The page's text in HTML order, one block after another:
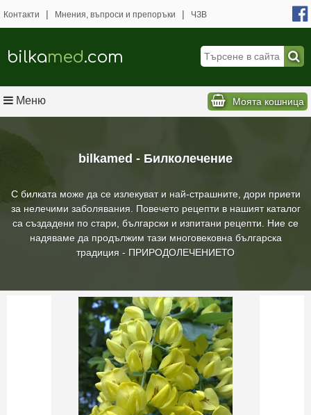
bilkamed - Билколечение
С билката може да се излекуват и най-страшните, дори приети
за нелечими заболявания. Повечето рецепти в нашият каталог
са създадени по стари, български и изпитани рецепти. Ние се
надяваме да продължим тази многовековна българска
традиция - ПРИРОДОЛЕЧЕНИЕТО
Контакти | Мнения, въпроси и препоръки | ЧЗВ
bilkamed.com
Меню Моята кошница